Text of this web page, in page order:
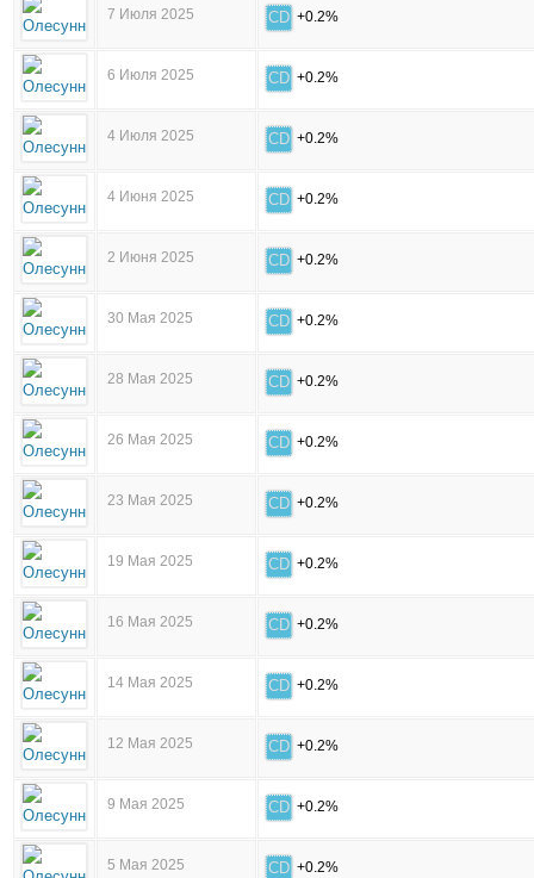
7 Июля 2025 CD +0.2%
6 Июля 2025 CD +0.2%
4 Июля 2025 CD +0.2%
4 Июня 2025 CD +0.2%
2 Июня 2025 CD +0.2%
30 Мая 2025 CD +0.2%
28 Мая 2025 CD +0.2%
26 Мая 2025 CD +0.2%
23 Мая 2025 CD +0.2%
19 Мая 2025 CD +0.2%
16 Мая 2025 CD +0.2%
14 Мая 2025 CD +0.2%
12 Мая 2025 CD +0.2%
9 Мая 2025 CD +0.2%
5 Мая 2025 CD +0.2%